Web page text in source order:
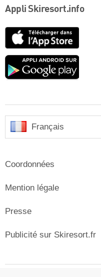
Appli Skiresort.info
Google
Français
Coordonnées
Mention légale
Presse
Publicité sur Skiresort.fr